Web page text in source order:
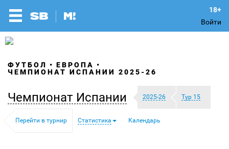
Войти
ФУТБОЛ
ЕВРОПА
ЧЕМПИОНАТ ИСПАНИИ 2025-26
Чемпионат Испании 2025-26 Тур 15
Перейти в турнир Статистика Календарь